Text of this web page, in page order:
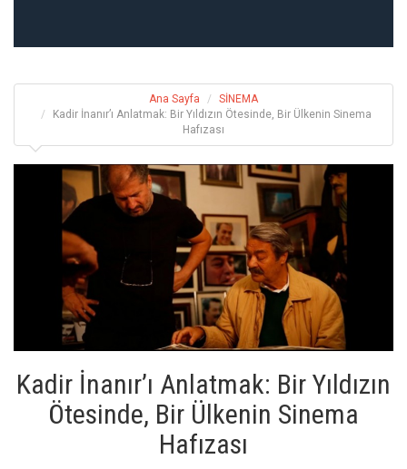
Ana Sayfa
SİNEMA
Kadir İnanır’ı Anlatmak: Bir Yıldızın Ötesinde, Bir Ülkenin Sinema
Hafızası
Kadir İnanır’ı Anlatmak: Bir Yıldızın
Ötesinde, Bir Ülkenin Sinema
Hafızası